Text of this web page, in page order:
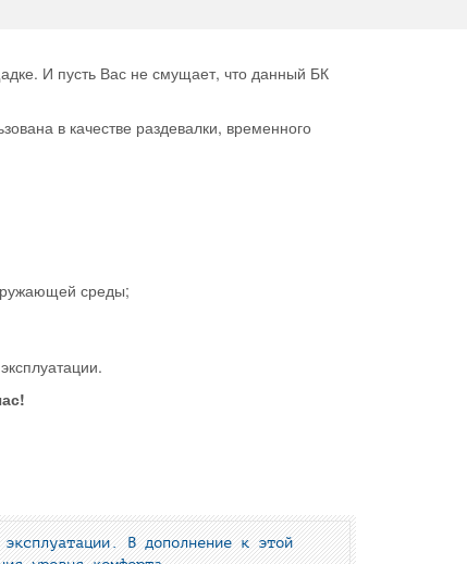
И пусть Вас не смущает, что данный БК
в качестве раздевалки, временного
среды;
В дополнение к этой